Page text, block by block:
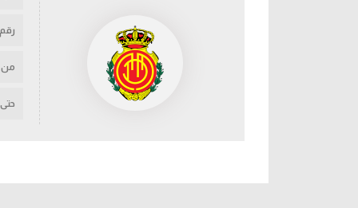
رقم
من
حتى